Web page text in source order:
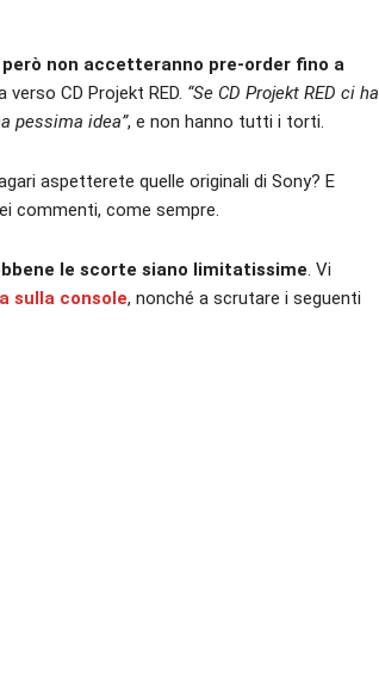
non accetteranno pre-order fino a
CD Projekt RED. “Se CD Projekt RED ci ha
pessima idea”, e non hanno tutti i torti.
aspetterete quelle originali di Sony? E
commenti, come sempre.
le scorte siano limitatissime. Vi
sulla console, nonché a scrutare i seguenti